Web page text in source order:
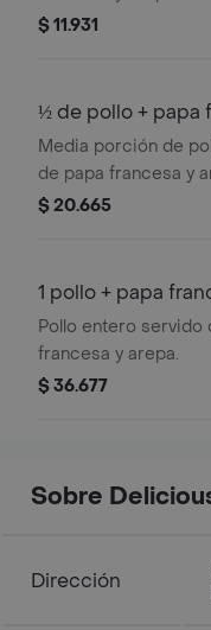
$ 11.931
½ de pollo + papa
arepa
Media porción de
de papa francesa y
$ 20.665
1 pollo + papa
Pollo entero servido
francesa y arepa.
$ 36.677
Sobre
Dirección